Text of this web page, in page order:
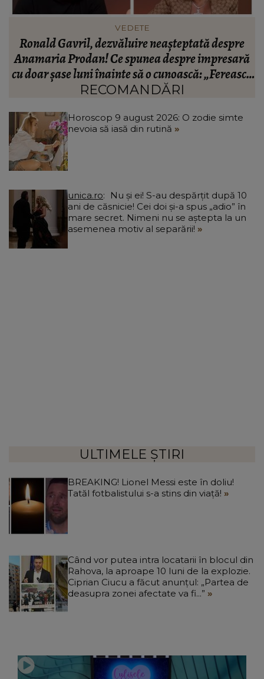
INFORMATIILE ZILEI
BREAKING! Lionel Messi este în doliu! Tatăl
fotbalistului s-a stins din viață!
RECOMANDĂRI
Horoscop 9 august 2026: O zodie simte
nevoia să iasă din rutină
unica.ro
ani de căsnicie! Cei doi și-a spus „adio” în
mare secret. Nimeni nu se aștepta la un
asemenea motiv al separării!
ULTIMELE ȘTIRI
BREAKING! Lionel Messi este în doliu!
Tatăl fotbalistului s-a stins din viață!
Când vor putea intra locatarii în blocul din
Rahova, la aproape 10 luni de la explozie.
Ciprian Ciucu a făcut anunțul: „Partea de
deasupra zonei afectate va fi...”